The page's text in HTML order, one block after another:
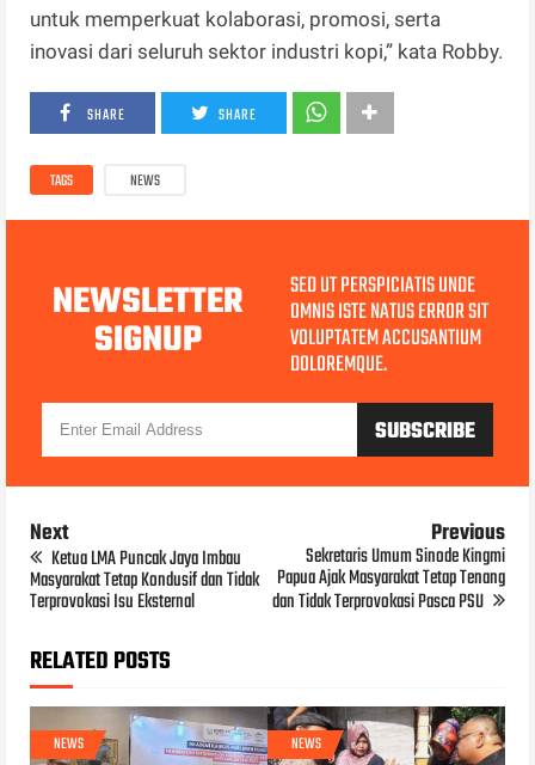
untuk memperkuat kolaborasi, promosi, serta
inovasi dari seluruh sektor industri kopi,” kata Robby.
SHARE SHARE
TAGS NEWS
NEWSLETTER
SIGNUP
SED UT PERSPICIATIS UNDE
OMNIS ISTE NATUS ERROR SIT
VOLUPTATEM ACCUSANTIUM
DOLOREMQUE.
Next
Ketua LMA Puncak Jaya Imbau
Masyarakat Tetap Kondusif dan Tidak
Terprovokasi Isu Eksternal
Previous
Sekretaris Umum Sinode Kingmi
Papua Ajak Masyarakat Tetap Tenang
dan Tidak Terprovokasi Pasca PSU
RELATED POSTS
NEWS NEWS